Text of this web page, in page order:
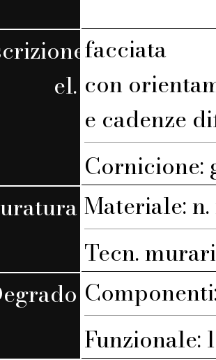
el.
facciata
con
e cadenze
Cornicione:
Materiale: n.
Tecn.
Funzionale: